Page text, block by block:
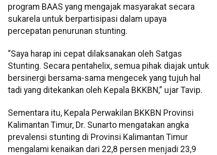
program BAAS yang mengajak masyarakat secara
sukarela untuk berpartisipasi dalam upaya
percepatan penurunan stunting.
“Saya harap ini cepat dilaksanakan oleh Satgas
Stunting. Secara pentahelix, semua pihak diajak untuk
bersinergi bersama-sama mengecek yang tujuh hal
tadi yang ditekankan oleh Kepala BKKBN,” ujar Tavip.
Sementara itu, Kepala Perwakilan BKKBN Provinsi
Kalimantan Timur, Dr. Sunarto mengatakan angka
prevalensi stunting di Provinsi Kalimantan Timur
mengalami kenaikan dari 22,8 persen menjadi 23,9